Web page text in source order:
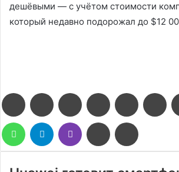
дешёвыми — с учётом стоимости
который недавно подорожал до $12
FacebookTwitter LinkedIn Pinterest Reddit
WhatsAppTelegram Viber
Поделиться
через
электронную